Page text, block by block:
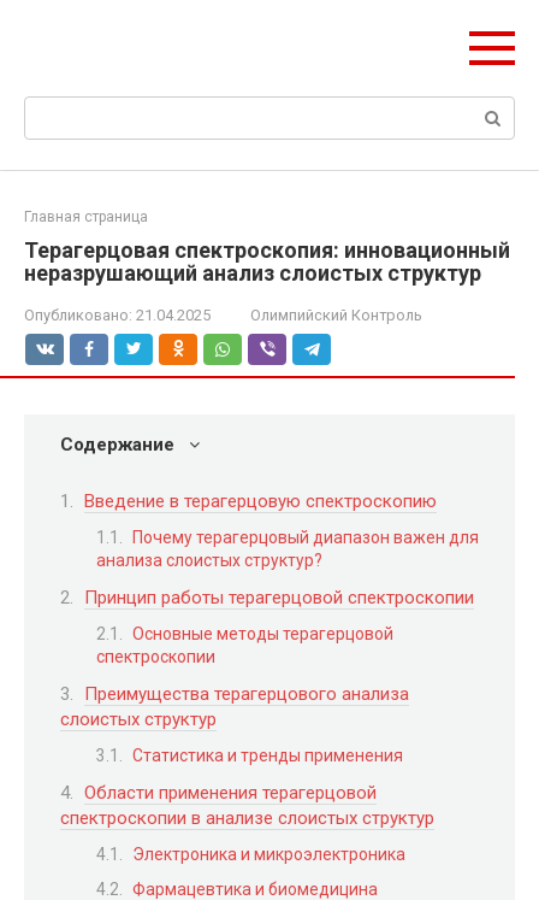
Поиск:
Главная страница
Терагерцовая спектроскопия: инновационный
неразрушающий анализ слоистых структур
Опубликовано: 21.04.2025 Олимпийский Контроль
Содержание
Введение в терагерцовую спектроскопию
Почему терагерцовый диапазон важен для
анализа слоистых структур?
Принцип работы терагерцовой спектроскопии
Основные методы терагерцовой
спектроскопии
Преимущества терагерцового анализа
слоистых структур
Статистика и тренды применения
Области применения терагерцовой
спектроскопии в анализе слоистых структур
Электроника и микроэлектроника
Фармацевтика и биомедицина